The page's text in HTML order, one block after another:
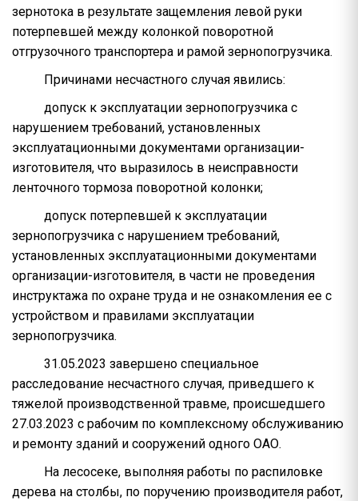
зернотока в результате защемления левой руки
потерпевшей между колонкой поворотной
отгрузочного транспортера и рамой зернопогрузчика.
Причинами несчастного случая явились:
допуск к эксплуатации зернопогрузчика с
нарушением требований, установленных
эксплуатационными документами организации-
изготовителя, что выразилось в неисправности
ленточного тормоза поворотной колонки;
допуск потерпевшей к эксплуатации
зернопогрузчика с нарушением требований,
установленных эксплуатационными документами
организации-изготовителя, в части не проведения
инструктажа по охране труда и не ознакомления ее с
устройством и правилами эксплуатации
зернопогрузчика.
31.05.2023 завершено специальное
расследование несчастного случая, приведшего к
тяжелой производственной травме, происшедшего
27.03.2023 с рабочим по комплексному обслуживанию
и ремонту зданий и сооружений одного ОАО.
На лесосеке, выполняя работы по распиловке
дерева на столбы, по поручению производителя работ,